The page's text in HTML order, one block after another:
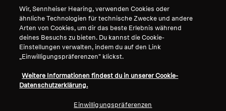
Online-Verkäufe an Verbraucher
Richtlinie zur koordinierten
Offenlegung von
Sicherheitslücken
Sennheiser Consumer
Markenbotschafter
Wir, Sennheiser Hearing, verwenden Cookies oder
ähnliche Technologien für technische Zwecke und andere
Arten von Cookies, um dir das beste Erlebnis während
deines Besuchs zu bieten. Du kannst die Cookie-
Einstellungen verwalten, indem du auf den Link
„Einwilligungspräferenzen" klickst.
Weitere Informationen findest du in unserer Cookie-
Datenschutzerklärung.
Einwilligungspräferenzen